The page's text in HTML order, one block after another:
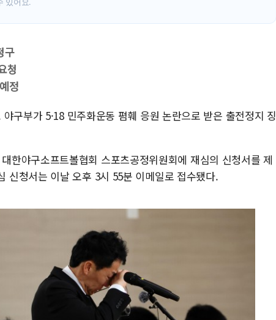
있어요.
구
청
정
구부가 5·18 민주화운동 폄훼 응원 논란으로 받은 출전정지 징
한야구소프트볼협회 스포츠공정위원회에 재심의 신청서를 제
신청서는 이날 오후 3시 55분 이메일로 접수됐다.